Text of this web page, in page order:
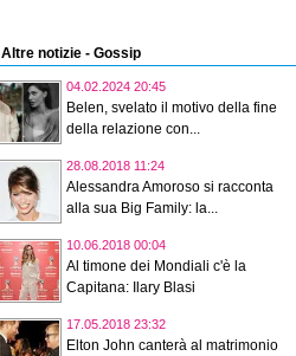
Altre notizie - Gossip
04.02.2024 20:45
Belen, svelato il motivo della fine
della relazione con...
28.08.2018 11:24
Alessandra Amoroso si racconta
alla sua Big Family: la...
10.06.2018 00:04
Al timone dei Mondiali c'è la
Capitana: Ilary Blasi
17.05.2018 23:32
Elton John canterà al matrimonio